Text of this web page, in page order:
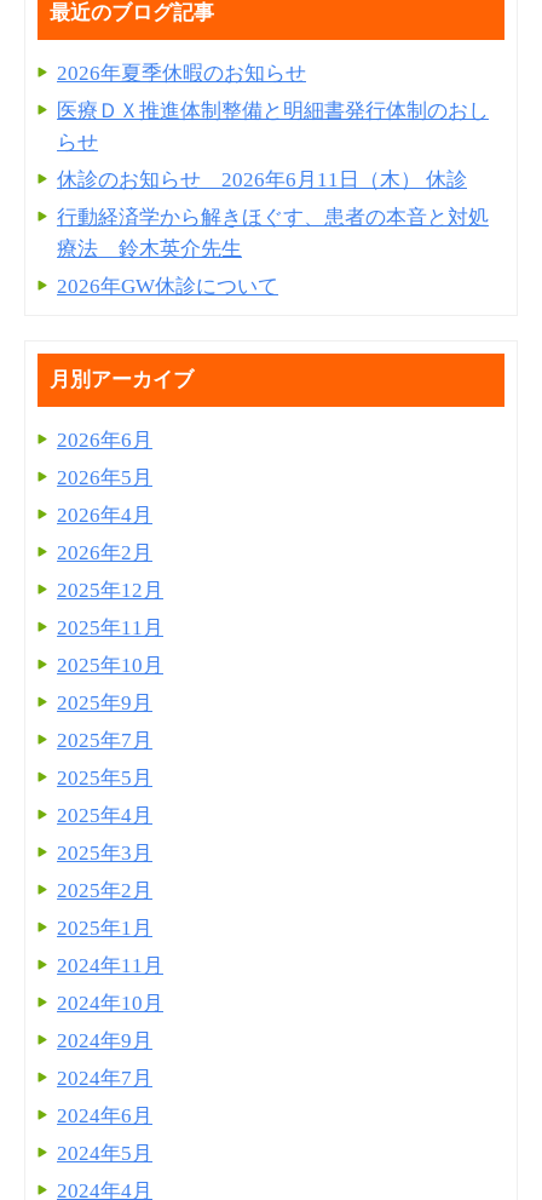
最近のブログ記事
2026年夏季休暇のお知らせ
医療ＤＸ推進体制整備と明細書発⾏体制のおし
らせ
休診のお知らせ 2026年6月11日（木） 休診
行動経済学から解きほぐす、患者の本音と対処
療法 鈴木英介先生
2026年GW休診について
月別アーカイブ
2026年6月
2026年5月
2026年4月
2026年2月
2025年12月
2025年11月
2025年10月
2025年9月
2025年7月
2025年5月
2025年4月
2025年3月
2025年2月
2025年1月
2024年11月
2024年10月
2024年9月
2024年7月
2024年6月
2024年5月
2024年4月